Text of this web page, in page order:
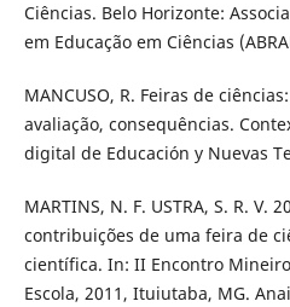
Ciências. Belo Horizonte:
em Educação em Ciências
MANCUSO, R. Feiras de
avaliação, consequências.
digital de Educación y Nuevas
MARTINS, N. F. USTRA, S. R. V.
contribuições de uma feira de
científica. In: II Encontro
Escola, 2011, Ituiutaba, MG.